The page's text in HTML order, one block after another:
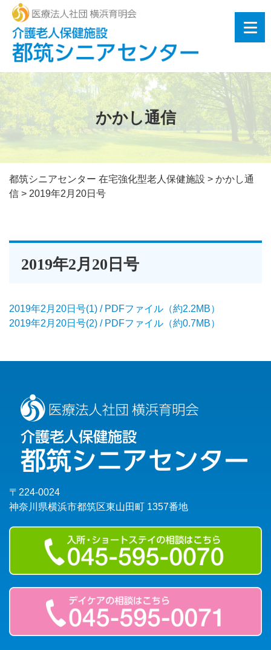
かかし通信
都筑シニアセンター 在宅強化型老人保健施設 > かかし通
信 > 2019年2月20日号
2019年2月20日号
2019年2月20日号(1) / PDFファイル（約2.2MB）
2019年2月20日号(2) / PDFファイル（約0.7MB）
〒224-0024
神奈川県横浜市都筑区東山田町 1357番地